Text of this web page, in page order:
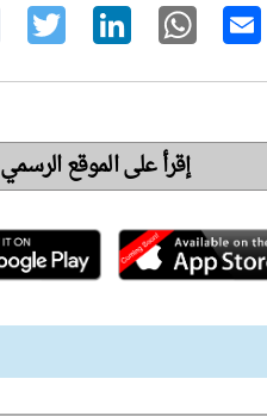
إقرأ على الموقع الرسمي